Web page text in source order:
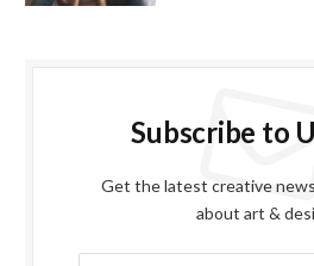
Subscribe to
Get the latest creative
about art &